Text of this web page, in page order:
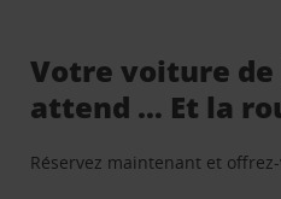
Votre voiture
attend … Et la
Réservez maintenant et